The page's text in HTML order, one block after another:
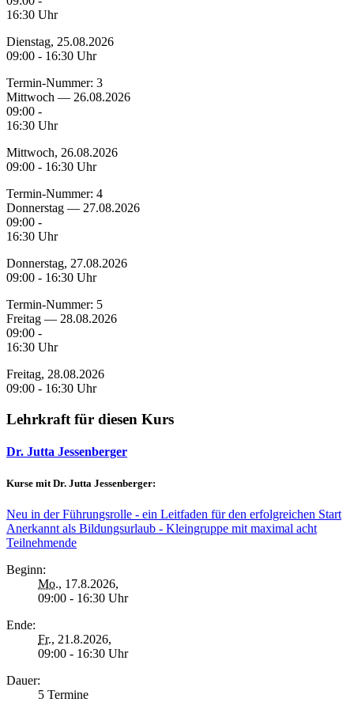
16:30 Uhr
Dienstag, 25.08.2026
09:00 - 16:30 Uhr
Termin-Nummer: 3
Mittwoch — 26.08.2026
09:00 -
16:30 Uhr
Mittwoch, 26.08.2026
09:00 - 16:30 Uhr
Termin-Nummer: 4
Donnerstag — 27.08.2026
09:00 -
16:30 Uhr
Donnerstag, 27.08.2026
09:00 - 16:30 Uhr
Termin-Nummer: 5
Freitag — 28.08.2026
09:00 -
16:30 Uhr
Freitag, 28.08.2026
09:00 - 16:30 Uhr
Lehrkraft für diesen Kurs
Dr. Jutta Jessenberger
Kurse mit Dr. Jutta Jessenberger:
Neu in der Führungsrolle - ein Leitfaden für den erfolgreichen Start
Anerkannt als Bildungsurlaub - Kleingruppe mit maximal acht
Teilnehmende
Beginn:
Mo., 17.8.2026,
09:00 - 16:30 Uhr
Ende:
Fr., 21.8.2026,
09:00 - 16:30 Uhr
Dauer:
5 Termine